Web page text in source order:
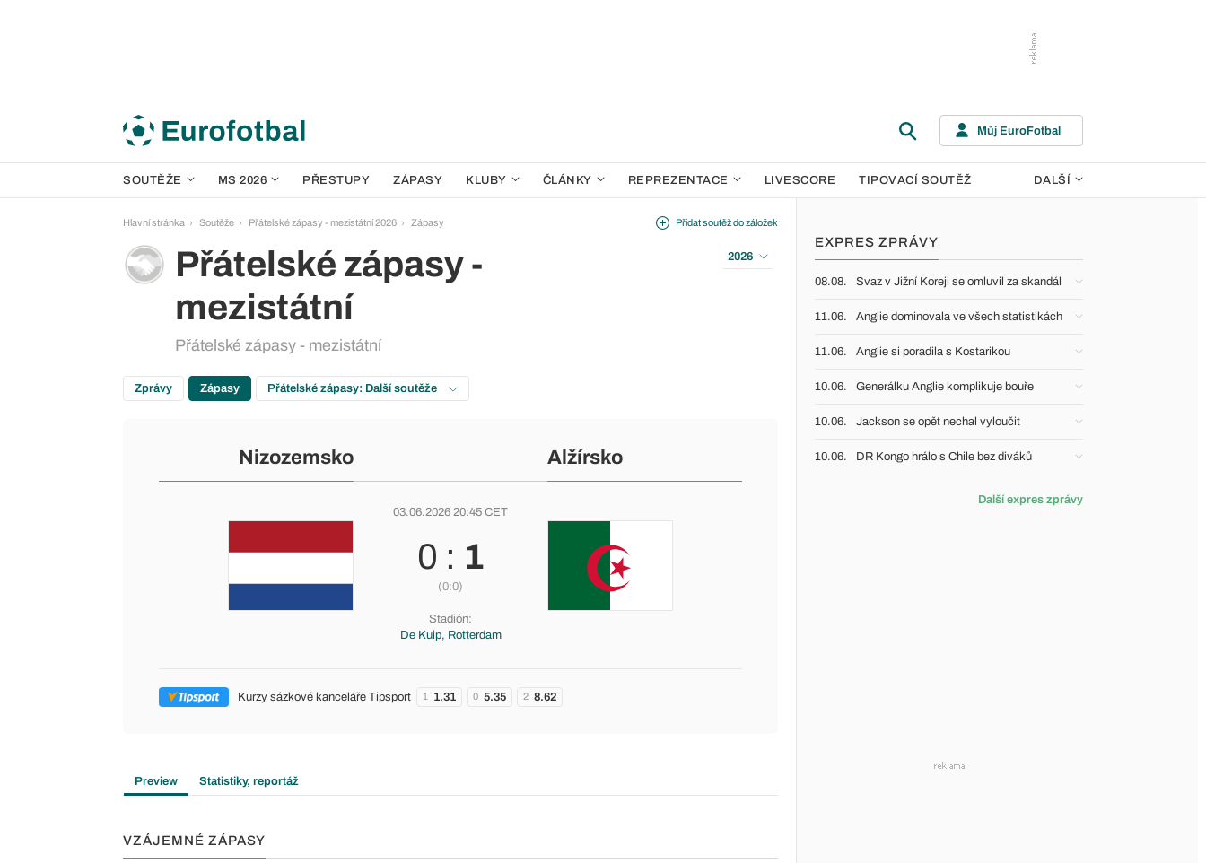
Můj EuroFotbal
SOUTĚŽE MS 2026 PŘESTUPY ZÁPASY KLUBY ČLÁNKY REPREZENTACE LIVESCORE TIPOVACÍ SOUTĚŽ DALŠÍ
Hlavní stránka Soutěže Přátelské zápasy - mezistátní 2026 Zápasy
Přátelské zápasy -
mezistátní
Přátelské zápasy - mezistátní
Přidat soutěž do záložek
2026
Zprávy Zápasy Přátelské zápasy: Další soutěže
Nizozemsko Alžírsko
03.06.2026 20:45 CET
0 : 1
(0:0)
Stadión:
De Kuip, Rotterdam
Kurzy sázkové kanceláře Tipsport 1 1.31 0 5.35 2 8.62
Preview Statistiky, reportáž
VZÁJEMNÉ ZÁPASY
EXPRES ZPRÁVY
08.08. Svaz v Jižní Koreji se omluvil za skandál
11.06. Anglie dominovala ve všech statistikách
11.06. Anglie si poradila s Kostarikou
10.06. Generálku Anglie komplikuje bouře
10.06. Jackson se opět nechal vyloučit
10.06. DR Kongo hrálo s Chile bez diváků
Další expres zprávy